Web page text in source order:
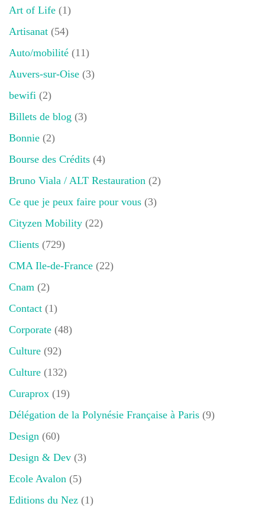
Art of Life (1)
Artisanat (54)
Auto/mobilité (11)
Auvers-sur-Oise (3)
bewifi (2)
Billets de blog (3)
Bonnie (2)
Bourse des Crédits (4)
Bruno Viala / ALT Restauration (2)
Ce que je peux faire pour vous (3)
Cityzen Mobility (22)
Clients (729)
CMA Ile-de-France (22)
Cnam (2)
Contact (1)
Corporate (48)
Culture (92)
Culture (132)
Curaprox (19)
Délégation de la Polynésie Française à Paris (9)
Design (60)
Design & Dev (3)
Ecole Avalon (5)
Editions du Nez (1)